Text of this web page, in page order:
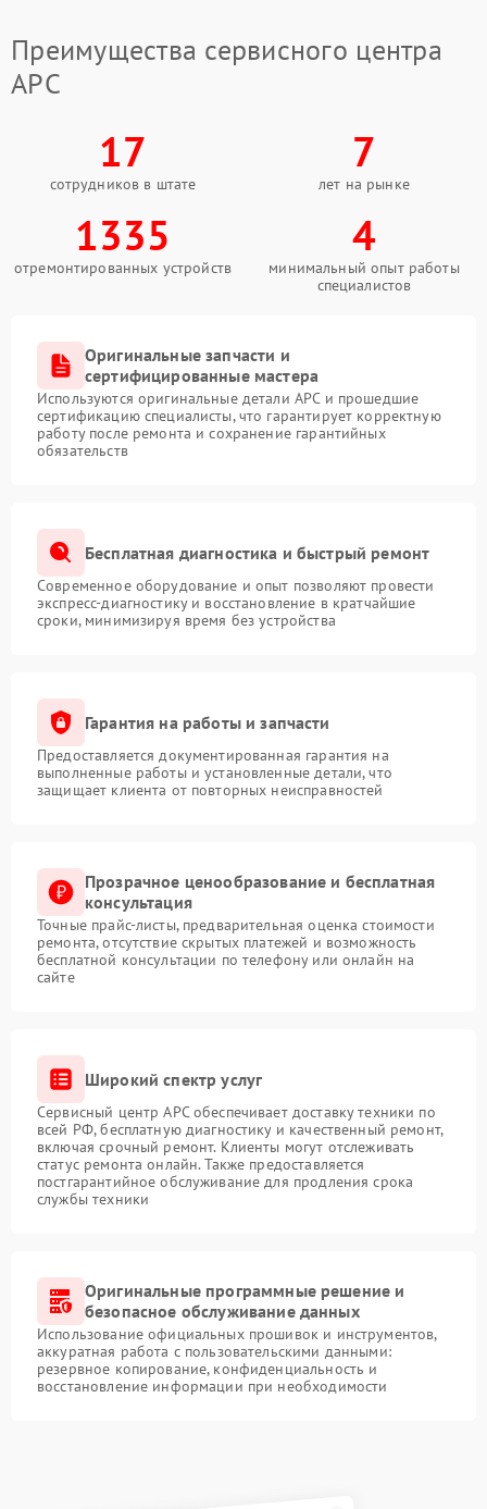
Преимущества сервисного центра
APC
17
сотрудников в штате
7
лет на рынке
1335
отремонтированных устройств
4
минимальный опыт работы
специалистов
Оригинальные запчасти и
сертифицированные мастера
Используются оригинальные детали APC и прошедшие
сертификацию специалисты, что гарантирует корректную
работу после ремонта и сохранение гарантийных
обязательств
Бесплатная диагностика и быстрый ремонт
Современное оборудование и опыт позволяют провести
экспресс-диагностику и восстановление в кратчайшие
сроки, минимизируя время без устройства
Гарантия на работы и запчасти
Предоставляется документированная гарантия на
выполненные работы и установленные детали, что
защищает клиента от повторных неисправностей
Прозрачное ценообразование и бесплатная
консультация
Точные прайс-листы, предварительная оценка стоимости
ремонта, отсутствие скрытых платежей и возможность
бесплатной консультации по телефону или онлайн на
сайте
Широкий спектр услуг
Сервисный центр APC обеспечивает доставку техники по
всей РФ, бесплатную диагностику и качественный ремонт,
включая срочный ремонт. Клиенты могут отслеживать
статус ремонта онлайн. Также предоставляется
постгарантийное обслуживание для продления срока
службы техники
Оригинальные программные решение и
безопасное обслуживание данных
Использование официальных прошивок и инструментов,
аккуратная работа с пользовательскими данными:
резервное копирование, конфиденциальность и
восстановление информации при необходимости